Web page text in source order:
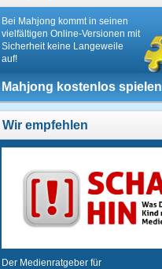
Bei Mahjong kommt in seinen
vielfältigen Online-Versionen mit
Sicherheit keine Langeweile
auf!
Mahjong kostenlos spielen
Wir empfehlen
Der Medienratgeber für